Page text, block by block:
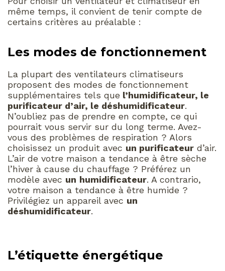
même temps, il convient de tenir compte de
certains critères au préalable :
Les modes de fonctionnement
La plupart des ventilateurs climatiseurs
proposent des modes de fonctionnement
supplémentaires tels que l’humidificateur, le
purificateur d’air, le déshumidificateur.
N’oubliez pas de prendre en compte, ce qui
pourrait vous servir sur du long terme. Avez-
vous des problèmes de respiration ? Alors
choisissez un produit avec un purificateur d’air.
L’air de votre maison a tendance à être sèche
l’hiver à cause du chauffage ? Préférez un
modèle avec un humidificateur. A contrario,
votre maison a tendance à être humide ?
Privilégiez un appareil avec un
déshumidificateur.
L’étiquette énergétique